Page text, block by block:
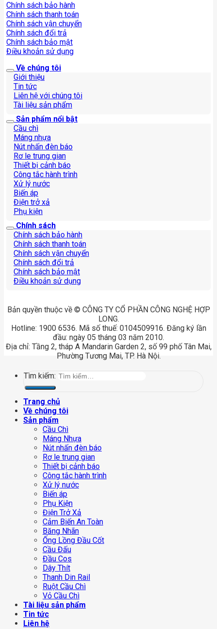
Chính sách bảo hành
Chính sách thanh toán
Chính sách vận chuyển
Chính sách đổi trả
Chính sách bảo mật
Điều khoản sử dụng
Về chúng tôi
Giới thiệu
Tin tức
Liên hệ với chúng tôi
Tài liệu sản phẩm
Sản phẩm nổi bật
Cầu chì
Máng nhựa
Nút nhấn đèn báo
Rơ le trung gian
Thiết bị cảnh báo
Công tắc hành trình
Xử lý nước
Biến áp
Điện trở xả
Phụ kiện
Chính sách
Chính sách bảo hành
Chính sách thanh toán
Chính sách vận chuyển
Chính sách đổi trả
Chính sách bảo mật
Điều khoản sử dụng
Bản quyền thuộc về © CÔNG TY CỔ PHẦN CÔNG NGHỆ HỢP
LONG.
Hotline: 1900 6536. Mã số thuế: 0104509916. Đăng ký lần
đầu: ngày 05 tháng 03 năm 2010.
Địa chỉ: Tầng 2, tháp A Mandarin Garden 2, số 99 phố Tân Mai,
Phường Tương Mai, TP. Hà Nội.
Tìm kiếm:
Trang chủ
Về chúng tôi
Sản phẩm
Cầu Chì
Máng Nhựa
Nút nhấn đèn báo
Rơ le trung gian
Thiết bị cảnh báo
Công tắc hành trình
Xử lý nước
Biến áp
Phụ Kiện
Điện Trở Xả
Cảm Biến An Toàn
Băng Nhãn
Ống Lồng Đầu Cốt
Cầu Đấu
Đầu Cos
Dây Thít
Thanh Din Rail
Ruột Cầu Chì
Vỏ Cầu Chì
Tài liệu sản phẩm
Tin tức
Liên hệ